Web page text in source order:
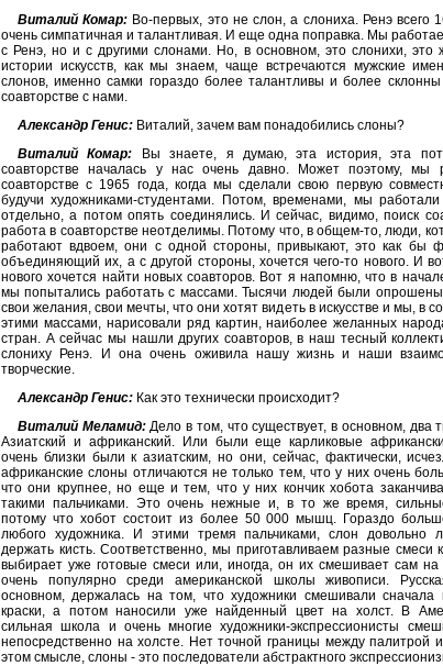
Виталий Комар: Во-первых, это не слон, а слониха. Ренэ всего
очень симпатичная и талантливая. И еще одна поправка. Мы
с Ренэ, но и с другими слонами. Но, в основном, это слонихи,
истории искусств, как мы знаем, чаще встречаются мужские
слонов, именно самки гораздо более талантливы и более
соавторстве с нами.
Александр Генис: Виталий, зачем вам понадобились слоны?
Виталий Комар: Вы знаете, я думаю, эта история, эта
соавторстве началась у нас очень давно. Может поэтому, мы
соавторстве с 1965 года, когда мы сделали свою первую
будучи художниками-студентами. Потом, временами, мы работали
отдельно, а потом опять соединялись. И сейчас, видимо, поиск
работа в соавторстве неотделимы. Потому что, в общем-то, люди,
работают вдвоем, они с одной стороны, привыкают, это как бы
объединяющий их, а с другой стороны, хочется чего-то нового. И
нового хочется найти новых соавторов. Вот я напомню, что в
мы попытались работать с массами. Тысячи людей были
свои желания, свои мечты, что они хотят видеть в искусстве и мы, в
этими массами, нарисовали ряд картин, наиболее желанных
стран. А сейчас мы нашли других соавторов, в наш тесный
слониху Ренэ. И она очень оживила нашу жизнь и наши
творческие.
Александр Генис: Как это технически происходит?
Виталий Меламид:Дело в том, что существует, в основном, два
Азиатский и африканский. Или были еще карликовые
очень близки были к азиатским, но они, сейчас, фактически,
африканские слоны отличаются не только тем, что у них очень
что они крупнее, но еще и тем, что у них кончик хобота
такими пальчиками. Это очень нежные и, в то же время,
потому что хобот состоит из более 50 000 мышц. Гораздо
любого художника. И этими тремя пальчиками, слон довольно
держать кисть. Соответственно, мы приготавливаем разные смеси
выбирает уже готовые смеси или, иногда, он их смешивает сам на
очень популярно среди американской школы живописи.
основном, держалась на том, что художники смешивали сначала
краски, а потом наносили уже найденный цвет на холст. В
сильная школа и очень многие художники-экспрессионисты
непосредственно на холсте. Нет точной границы между палитрой
этом смысле, слоны - это последователи абстрактного